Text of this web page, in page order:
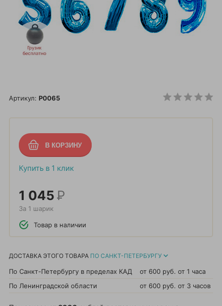
Артикул: P0065
Купить в 1 клик
1 045Р
За 1 шарик
Товар в наличии
ДОСТАВКА ЭТОГО ТОВАРА ПО САНКТ-ПЕТЕРБУРГУ
По Санкт-Петербургу в пределах КАД от 600 руб. от 1 часа
По Ленинградской области
от 600 руб. от 3 часов